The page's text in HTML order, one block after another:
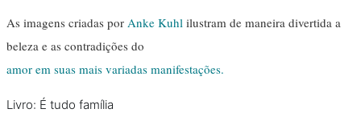
As imagens criadas por Anke Kuhl ilustram de maneira divertida a
beleza e as contradições do
amor em suas mais variadas manifestações.
Livro: É tudo família